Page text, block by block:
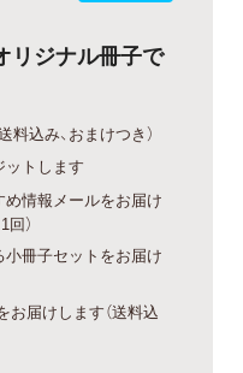
リジナル冊子で
込み、おまけつき）
トします
情報メールをお届け
）
冊子セットをお届け
届けします（送料込